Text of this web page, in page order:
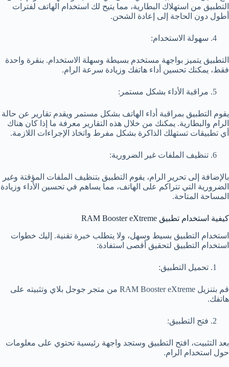
التطبيق من استهلاك البطارية، مما يتيح لك استخدام الهاتف لفترات
أطول دون الحاجة إلى إعادة الشحن.
سهولة الاستخدام:
التطبيق يتميز بواجهة مستخدم بسيطة وسهلة الاستخدام. بنقرة واحدة
فقط، يمكنك تحسين أداء هاتفك وزيادة سرعة الرام.
مراقبة الأداء بشكل مستمر:
يقوم التطبيق بمراقبة أداء الهاتف بشكل مستمر ويقدم تقارير عن حالة
الرام والبطارية. يمكنك من خلال هذه التقارير معرفة ما إذا كان هناك
أي تطبيقات تستهلك الذاكرة بشكل مفرط واتخاذ الإجراءات اللازمة.
تنظيف الملفات غير الضرورية:
بالإضافة إلى تحرير الرام، يقوم التطبيق بتنظيف الملفات المؤقتة وغير
الضرورية التي تتراكم على الهاتف، مما يساهم في تحسين الأداء وزيادة
المساحة المتاحة.
كيفية استخدام تطبيق RAM Booster eXtreme
استخدام التطبيق بسيط وسهل، ولا يتطلب خبرة تقنية. إليك خطوات
استخدام التطبيق لتحقيق أقصى استفادة:
تحميل التطبيق:
قم بتنزيل RAM Booster eXtreme من متجر جوجل بلاي وتثبيته على
هاتفك.
فتح التطبيق:
بعد التثبيت، افتح التطبيق وستجد واجهة رئيسية تحتوي على معلومات
حول استخدام الرام.